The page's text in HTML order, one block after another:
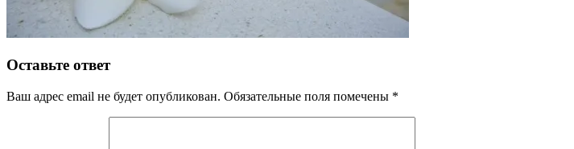
Оставьте ответ
Ваш адрес email не будет опубликован. Обязательные поля помечены *